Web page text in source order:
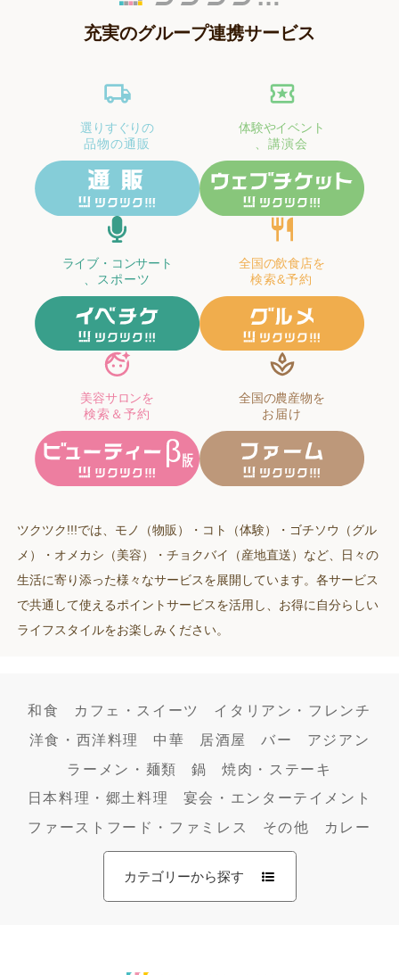
充実のグループ連携サービス
選りすぐりの
品物の通販
体験やイベント
、講演会
ライブ・コンサート
、スポーツ
全国の飲食店を
検索&予約
美容サロンを
検索＆予約
全国の農産物を
お届け
ツクツク!!!では、モノ（物販）・コト（体験）・ゴチソウ（グル
メ）・オメカシ（美容）・チョクバイ（産地直送）など、日々の
生活に寄り添った様々なサービスを展開しています。各サービス
で共通して使えるポイントサービスを活用し、お得に自分らしい
ライフスタイルをお楽しみください。
和食 カフェ・スイーツ
イタリアン・フレンチ
洋食・西洋料理
中華 居酒屋 バー
アジアン
ラーメン・麺類
鍋
焼肉・ステーキ
日本料理・郷土料理
宴会・エンターテイメント
ファーストフード・ファミレス
その他 カレー
カテゴリーから探す